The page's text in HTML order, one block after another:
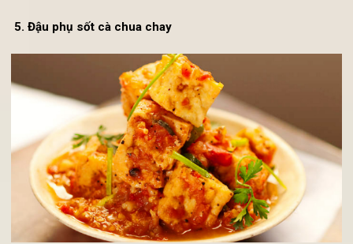
Hành tím băm nhỏ, cho vào bát cùng đậu phụ, hạt
Nặn chả thành từng viên tròn. Chuẩn bị nồi hấp, lót lớp
(lá chối, lá sen hoặc lá dong). Đun sôi nước, cho chả
nồi hấp 5 phút rồi gắp ra đĩa, để nguội.
Đun sôi dầu, cho chả vào cháo rán vàng hai mặt rồi vớt
thấm dầu.
Thưởng thứcchả đậu phụ chaycùng cơm nóng hoặc
đậu, chấm cùng nước tương (xì dầu) hoặc nước
chay.